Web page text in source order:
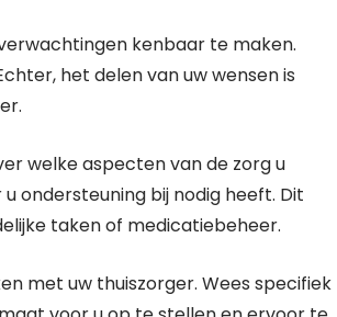
kenbaar te maken.
het delen van uw wensen is
welke aspecten van de zorg u
ondersteuning bij nodig heeft. Dit
taken of medicatiebeheer.
met uw thuiszorger. Wees specifiek